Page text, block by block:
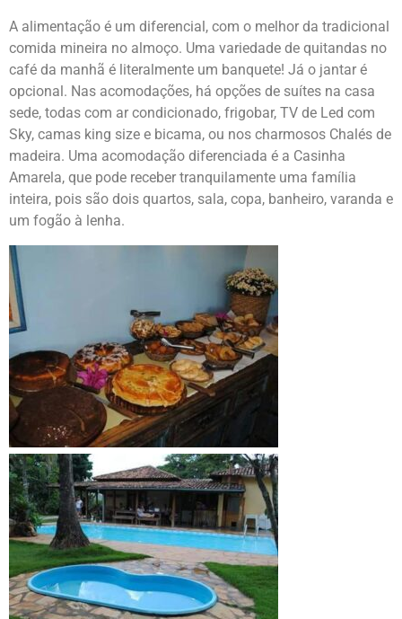
A alimentação é um diferencial, com o melhor da tradicional
comida mineira no almoço. Uma variedade de quitandas no
café da manhã é literalmente um banquete! Já o jantar é
opcional. Nas acomodações, há opções de suítes na casa
sede, todas com ar condicionado, frigobar, TV de Led com
Sky, camas king size e bicama, ou nos charmosos Chalés de
madeira. Uma acomodação diferenciada é a Casinha
Amarela, que pode receber tranquilamente uma família
inteira, pois são dois quartos, sala, copa, banheiro, varanda e
um fogão à lenha.